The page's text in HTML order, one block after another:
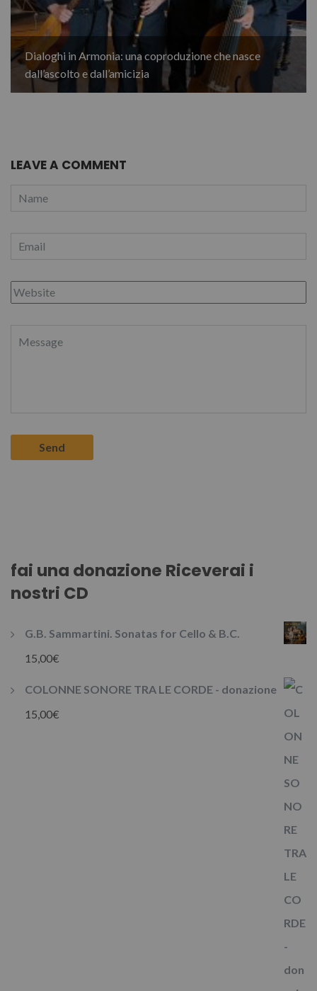
Dialoghi in Armonia: una coproduzione che nasce
dall’ascolto e dall’amicizia
LEAVE A COMMENT
fai una donazione Riceverai i
nostri CD
G.B. Sammartini. Sonatas for Cello & B.C.
15,00€
COLONNE SONORE TRA LE CORDE - donazione
15,00€